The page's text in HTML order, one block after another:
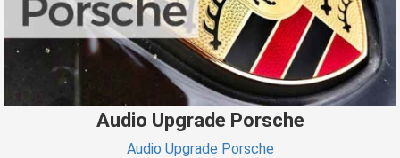
Audio Upgrade Porsche
Audio Upgrade Porsche